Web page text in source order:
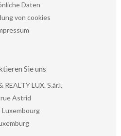
Daten
von cookies
Sie uns
REALTY LUX. S.àr.l.
Astrid
Luxembourg